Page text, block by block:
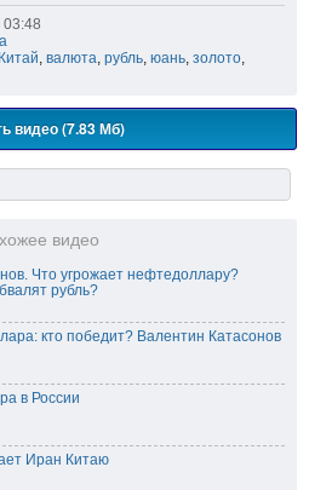
03:48
Китай, валюта, рубль, юань, золото,
видео (7.83 Мб)
видео
Что угрожает нефтедоллару?
рубль?
кто победит? Валентин Катасонов
в России
Иран Китаю